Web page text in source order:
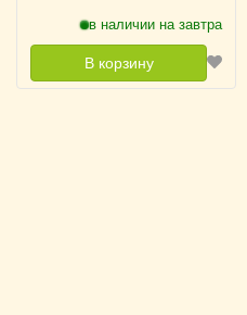
в наличии на завтра
В корзину